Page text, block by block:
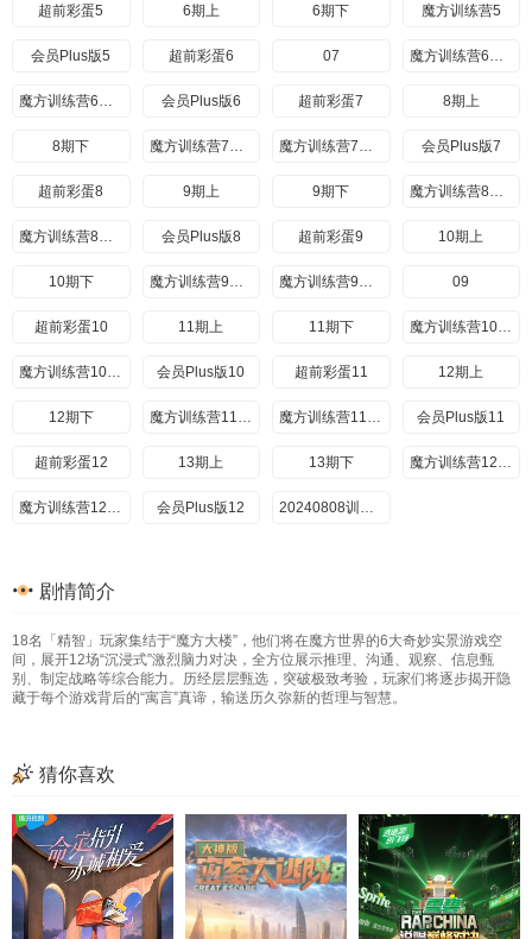
超前彩蛋5 6期上 6期下 魔方训练营5
会员Plus版5 超前彩蛋6 07 魔方训练营6期上
魔方训练营6期下 会员Plus版6 超前彩蛋7 8期上
8期下 魔方训练营7期上 魔方训练营7期下 会员Plus版7
超前彩蛋8 9期上 9期下 魔方训练营8期上
魔方训练营8期下 会员Plus版8 超前彩蛋9 10期上
10期下 魔方训练营9期上 魔方训练营9期下 09
超前彩蛋10 11期上 11期下 魔方训练营10期上
魔方训练营10期下 会员Plus版10 超前彩蛋11 12期上
12期下 魔方训练营11期上 魔方训练营11期下 会员Plus版11
超前彩蛋12 13期上 13期下 魔方训练营12期上
魔方训练营12期下 会员Plus版12 20240808训练营Plus
剧情简介
18名「精智」玩家集结于“魔方大楼”，他们将在魔方世界的6大奇妙实景游戏空
间，展开12场“沉浸式”激烈脑力对决，全方位展示推理、沟通、观察、信息甄
别、制定战略等综合能力。历经层层甄选，突破极致考验，玩家们将逐步揭开隐
藏于每个游戏背后的“寓言”真谛，输送历久弥新的哲理与智慧。
猜你喜欢